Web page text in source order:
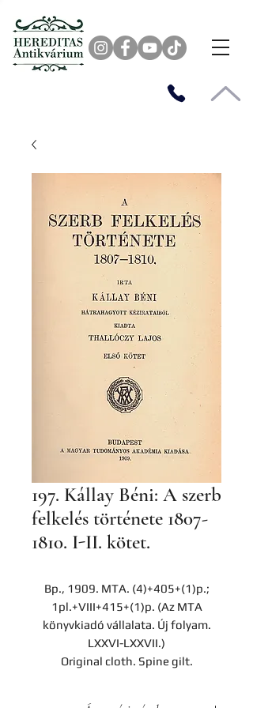
197. Kállay Béni: A szerb
felkelés története 1807-
1810. I-II. kötet.
Bp., 1909. MTA. (4)+405+(1)p.;
1pl.+VIII+415+(1)p. (Az MTA
könyvkiadó vállalata. Új folyam.
LXXVI-LXXVII.)
Original cloth. Spine gilt.